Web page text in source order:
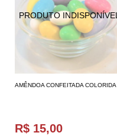
AMÊNDOA CONFEITADA COLORIDA
R$ 15,00